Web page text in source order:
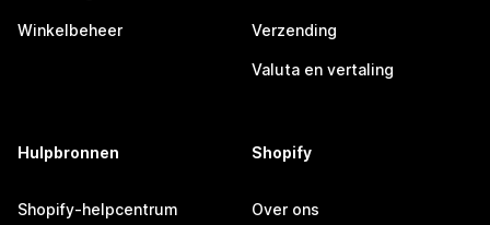
Winkelbeheer Verzending
Valuta en vertaling
Hulpbronnen
Shopify-helpcentrum
Shopify
Over ons